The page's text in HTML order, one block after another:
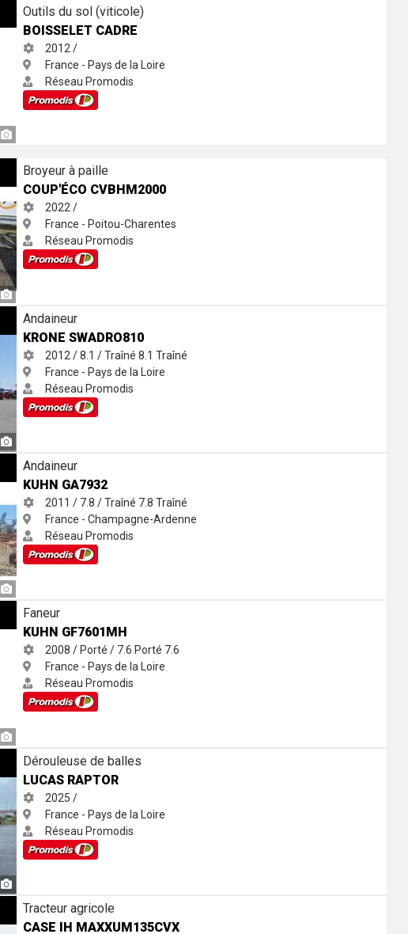
Outils du sol (viticole)
BOISSELET CADRE
2012 /
France - Pays de la Loire
Réseau Promodis
Broyeur à paille
COUP'ÉCO CVBHM2000
2022 /
France - Poitou-Charentes
Réseau Promodis
Andaineur
KRONE SWADRO810
2012 / 8.1 / Traîné8.1Traîné
France - Pays de la Loire
Réseau Promodis
Andaineur
KUHN GA7932
2011 / 7.8 / Traîné 7.8Traîné
France - Champagne-Ardenne
Réseau Promodis
Faneur
KUHN GF7601MH
2008 / Porté / 7.6 Porté 7.6
France - Pays de la Loire
Réseau Promodis
Dérouleuse de balles
LUCAS RAPTOR
2025 /
France - Pays de la Loire
Réseau Promodis
Tracteur agricole
CASE IH MAXXUM135CVX